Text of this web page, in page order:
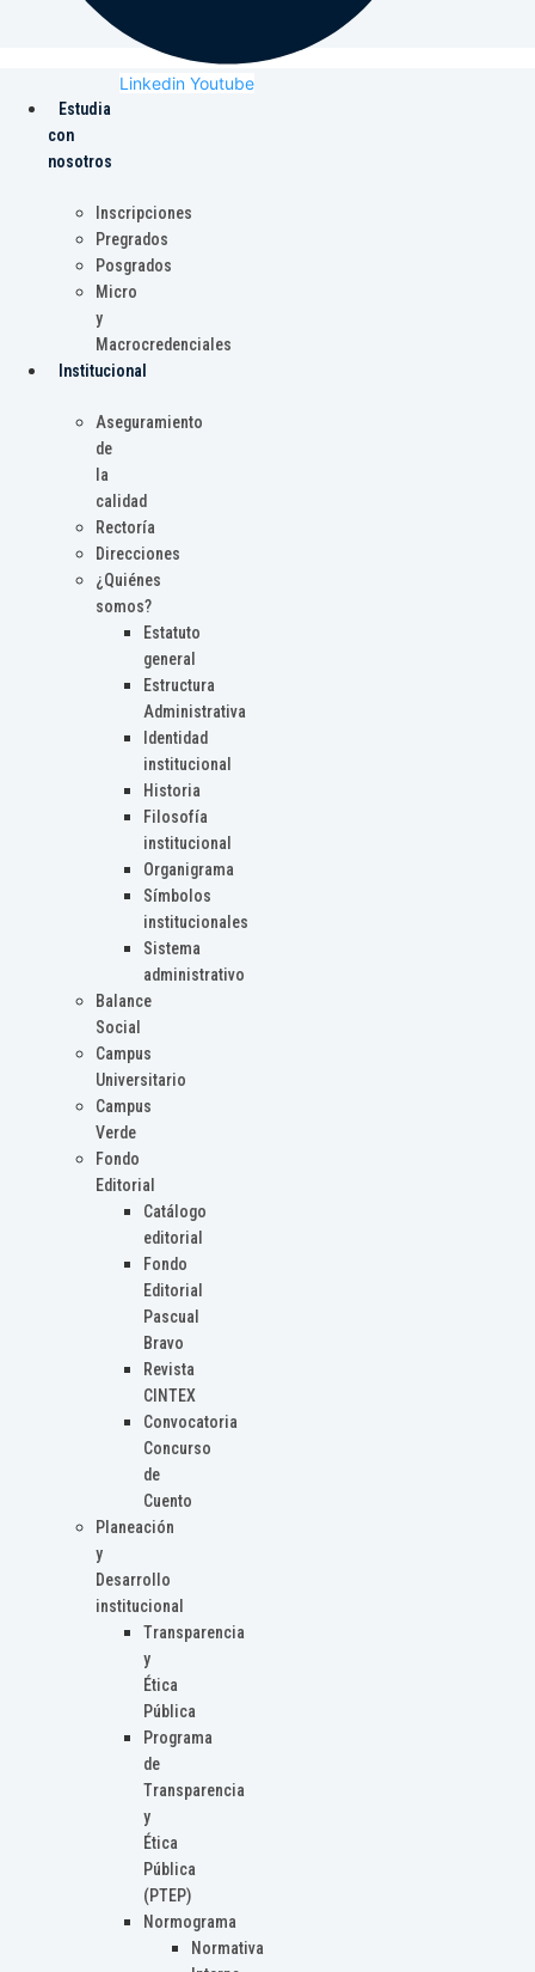
Linkedin Youtube
Estudia
con
nosotros
Inscripciones
Pregrados
Posgrados
Micro
y
Macrocredenciales
Institucional
Aseguramiento
de
la
calidad
Rectoría
Direcciones
¿Quiénes
somos?
Estatuto
general
Estructura
Administrativa
Identidad
institucional
Historia
Filosofía
institucional
Organigrama
Símbolos
institucionales
Sistema
administrativo
Balance
Social
Campus
Universitario
Campus
Verde
Fondo
Editorial
Catálogo
editorial
Fondo
Editorial
Pascual
Bravo
Revista
CINTEX
Convocatoria
Concurso
de
Cuento
Planeación
y
Desarrollo
institucional
Transparencia
y
Ética
Pública
Programa
de
Transparencia
y
Ética
Pública
(PTEP)
Normograma
Normativa